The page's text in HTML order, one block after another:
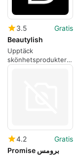
3.5
Gratis
Beautylish
Upptäck
skönhetsprodukter
med Beautylish
4.2
Gratis
Promise برومس